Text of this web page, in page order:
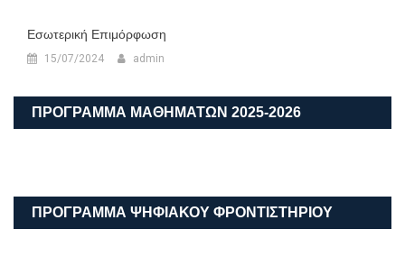
Εσωτερική Επιμόρφωση
15/07/2024 admin
ΠΡΟΓΡΑΜΜΑ ΜΑΘΗΜΑΤΩΝ 2025-2026
ΠΡΟΓΡΑΜΜΑ ΨΗΦΙΑΚΟΥ ΦΡΟΝΤΙΣΤΗΡΙΟΥ